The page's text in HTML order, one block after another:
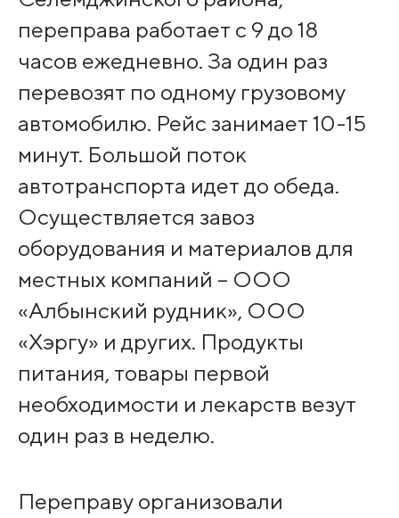
переправа работает с 9 до 18
часов ежедневно. За один раз
перевозят по одному грузовому
автомобилю. Рейс занимает 10-15
минут. Большой поток
автотранспорта идет до обеда.
Осуществляется завоз
оборудования и материалов для
местных компаний – ООО
«Албынский рудник», ООО
«Хэргу» и других. Продукты
питания, товары первой
необходимости и лекарств везут
один раз в неделю.
Переправу организовали